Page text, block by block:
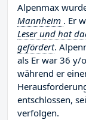
Alpenmax
Mannheim . Er
Leser und hat
gefördert.
als Er war 36 y/
während er
entschlossen,
verfolgen.